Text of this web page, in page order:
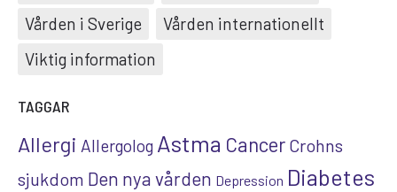
Vården i Sverige
Vården internationellt
Viktig information
TAGGAR
Allergi Allergolog Astma Cancer Crohns
sjukdom Den nya vården Depression Diabetes